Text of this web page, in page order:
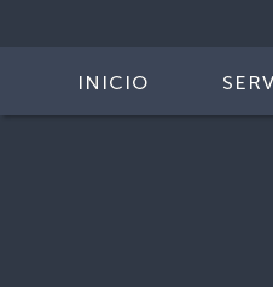
INICIO